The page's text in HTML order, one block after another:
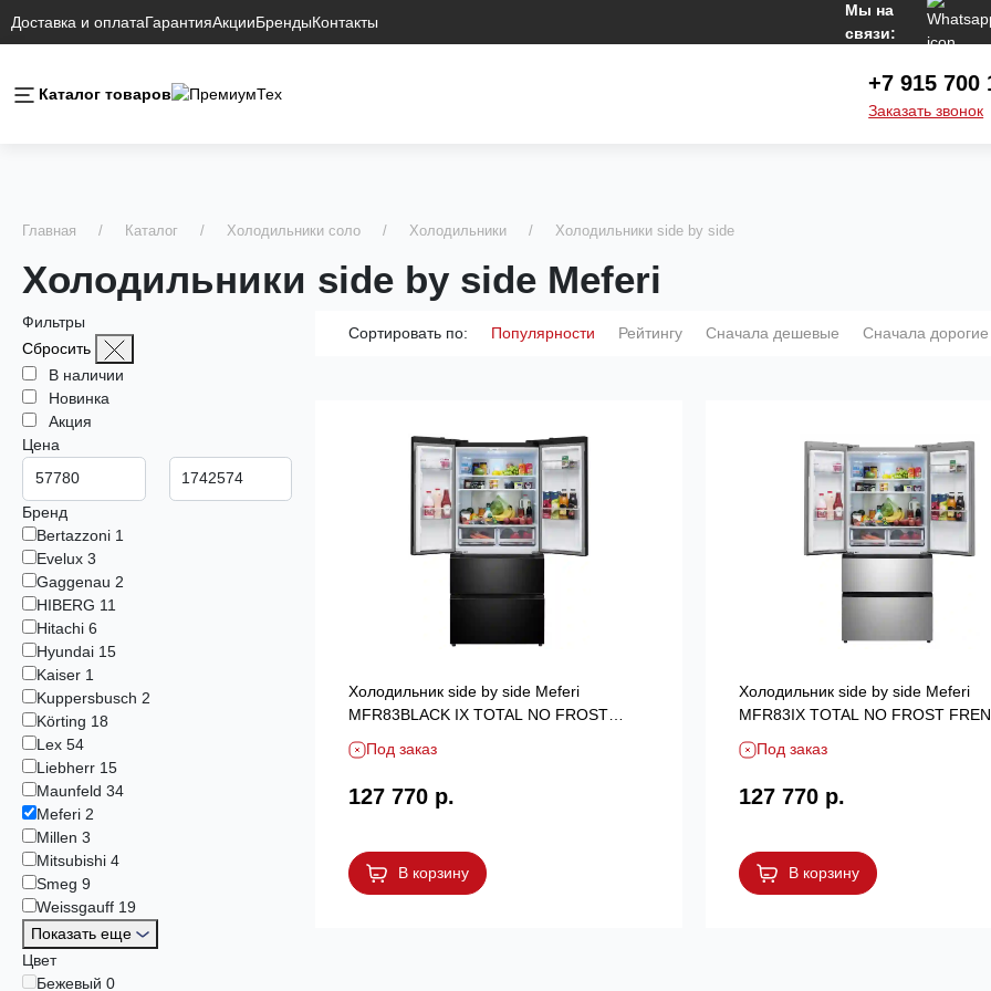
Доставка и оплатаГарантияАкцииБрендыКонтакты
Мы на
связи:
Каталог товаров +7 915 700
Заказать звонок
Главная Каталог Холодильники соло Холодильники Холодильники side by side
Холодильники side by side Meferi
Фильтры
Сбросить
В наличии
Новинка
Акция
Цена
Бренд
Bertazzoni 1
Evelux 3
Gaggenau 2
HIBERG 11
Hitachi 6
Hyundai 15
Kaiser 1
Kuppersbusch 2
Körting 18
Lex 54
Liebherr 15
Maunfeld 34
Meferi 2
Millen 3
Mitsubishi 4
Smeg 9
Weissgauff 19
Показать еще
Цвет
Бежевый 0
Сортировать по: Популярности Рейтингу Сначала дешевые Сначала дорогие
Холодильник side by side Meferi
MFR83BLACK IX TOTAL NO FROST
FRENCH DOOR COMFORT
Под заказ
127 770 р.
В корзину
Холодильник side by side Meferi
MFR83IX TOTAL NO FROST
DOOR COMFORT
Под заказ
127 770 р.
В корзину